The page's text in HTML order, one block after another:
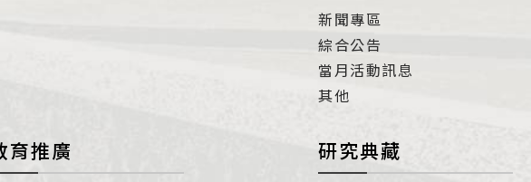
新聞專區
綜合公告
當月活動訊息
其他
育推廣 研究典藏